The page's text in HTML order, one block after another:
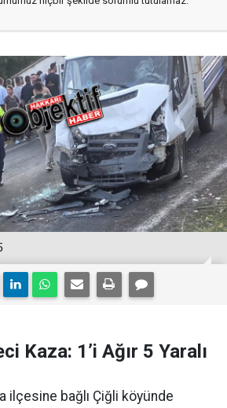
Kaza: 1’i Ağır 5 Yaralı
ilçesine bağlı Çiğli köyünde